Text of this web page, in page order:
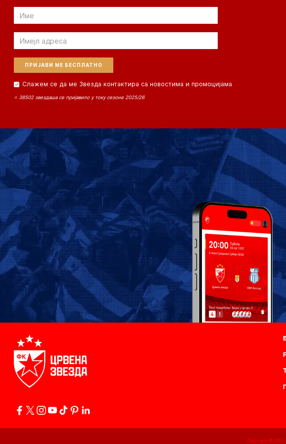
Email
Email
Слажем се да ме Звезда контактира са новостима и промоцијама
⭐ 38502 звездаша се пријавило у току сезоне 2025/26
Copyright © 2011 -